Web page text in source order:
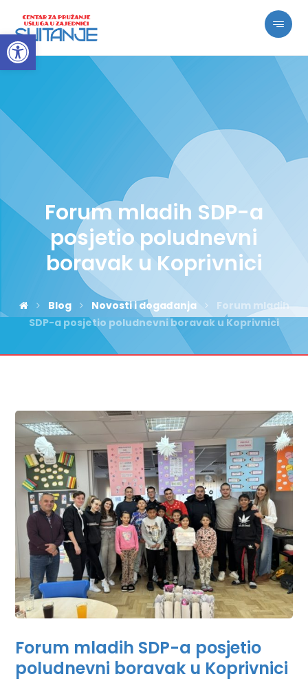
Open toolbar
Forum mladih SDP-a
posjetio poludnevni
boravak u Koprivnici
Blog Novosti i događanja
Forum mladih
SDP-a posjetio poludnevni boravak u Koprivnici
Forum mladih SDP-a posjetio
poludnevni boravak u Koprivnici